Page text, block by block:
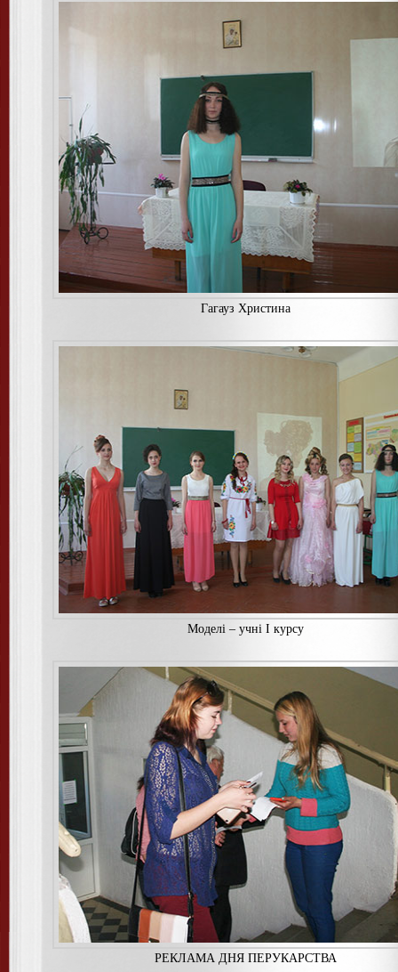
Гагауз Христина
Моделi – учнi I курсу
РЕКЛАМА ДНЯ ПЕРУКАРСТВА